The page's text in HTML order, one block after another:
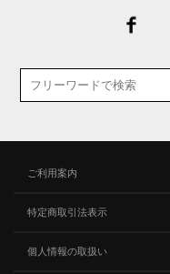
ご利用案内
特定商取引法表示
個人情報の取扱い